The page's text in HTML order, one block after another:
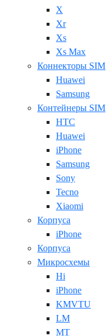
X
Xr
Xs
Xs Max
Коннекторы SIM
Huawei
Samsung
Контейнеры SIM
HTC
Huawei
iPhone
Samsung
Sony
Tecno
Xiaomi
Корпуса
iPhone
Корпуса
Микросхемы
Hi
iPhone
KMVTU
LM
MT